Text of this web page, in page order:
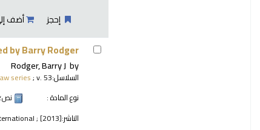
إحجز أضف
by Barry Rodger.
by
Rodger, Barry J
السلاسل: series; v. 53.
نوع المادة :
نص
الناشر:; [2013]